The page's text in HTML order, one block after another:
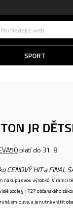
Prohledejte web
SPORT
JR
platí do 31. 8.
HIT a FINAL
nákupu dvou výrobků. V rámci
podle § 1727 občanského
smlouva, a je nutné vrátit